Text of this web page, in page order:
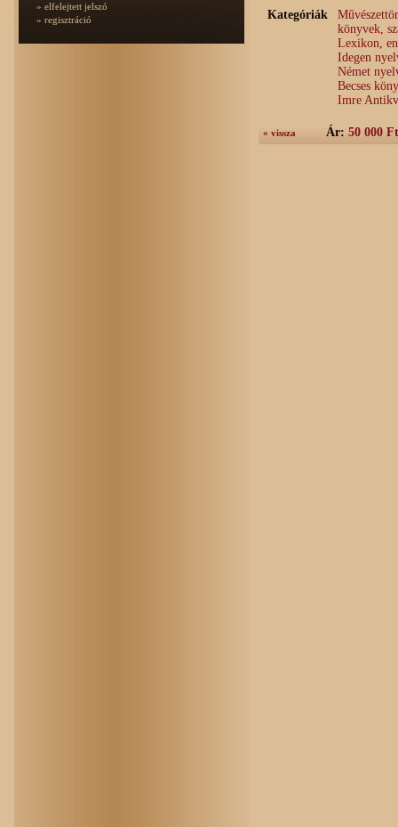
» elfelejtett jelszó
» regisztráció
Kategóriák
könyvek,
Lexikon,
Idegen
Német
Becses
Imre
« vissza Ár: 50 000 Ft